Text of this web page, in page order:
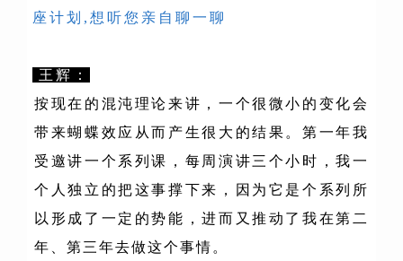
座计划,想听您亲自聊一聊
王辉：
按现在的混沌理论来讲，一个很微小的变化会
带来蝴蝶效应从而产生很大的结果。第一年我
受邀讲一个系列课，每周演讲三个小时，我一
个人独立的把这事撑下来，因为它是个系列所
以形成了一定的势能，进而又推动了我在第二
年、第三年去做这个事情。